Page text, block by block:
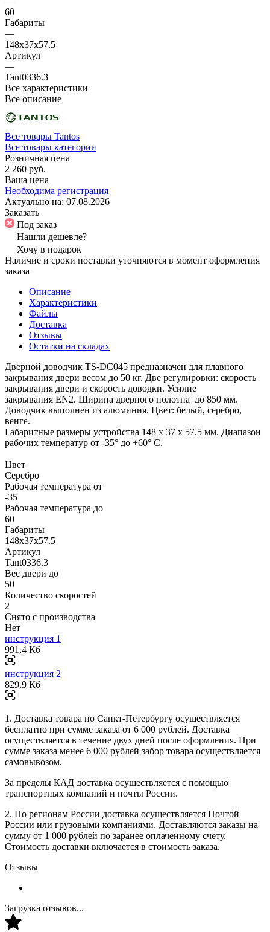
60
Габариты
—
148х37х57.5
Артикул
—
Tant0336.3
Все характеристики
Все описание
Все товары Tantos
Все товары категории
Розничная цена
2 260 руб.
Ваша цена
Необходима регистрация
Актуально на: 07.08.2026
Заказать
Под заказ
Нашли дешевле?
Хочу в подарок
Наличие и сроки поставки уточняются в момент оформления
заказа
Описание
Характеристики
Файлы
Доставка
Отзывы
Остатки на складах
Дверной доводчик TS-DC045 предназначен для плавного
закрывания двери весом до 50 кг. Две регулировки: скорость
закрывания двери и скорость доводки. Усилие
закрывания EN2. Ширина дверного полотна до 850 мм.
Доводчик выполнен из алюминия. Цвет: белый, серебро,
венге.
Габаритные размеры устройства 148 х 37 х 57.5 мм. Диапазон
рабочих температур от -35° до +60° С.
Цвет
Серебро
Рабочая температура от
-35
Рабочая температура до
60
Габариты
148х37х57.5
Артикул
Tant0336.3
Вес двери до
50
Количество скоростей
2
Снято с производства
Нет
инструкция 1
991,4 Кб
инструкция 2
829,9 Кб
1. Доставка товара по Санкт-Петербургу осуществляется
бесплатно при сумме заказа от 6 000 рублей. Доставка
осуществляется в течение двух дней после оформления. При
сумме заказа менее 6 000 рублей забор товара осуществляется
самовывозом.
За пределы КАД доставка осуществляется с помощью
транспортных компаний и почты России.
2. По регионам России доставка осуществляется Почтой
России или грузовыми компаниями. Доставляются заказы на
сумму от 1 000 рублей по заранее оплаченному счёту.
Стоимость доставки включается в стоимость заказа.
Отзывы
Загрузка отзывов...